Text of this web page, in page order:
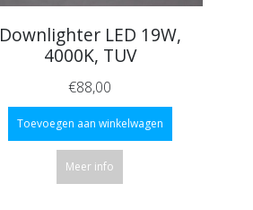
Downlighter LED 19W,
4000K, TUV
€88,00
Toevoegen aan winkelwagen
Meer info